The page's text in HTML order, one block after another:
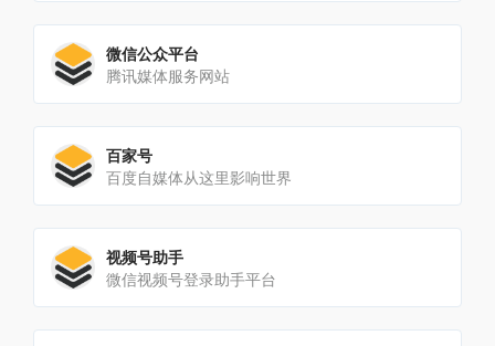
微信公众平台
腾讯媒体服务网站
百家号
百度自媒体从这里影响世界
视频号助手
微信视频号登录助手平台